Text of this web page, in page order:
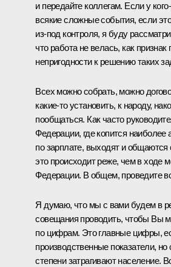
и передайте коллегам. Если у
всякие сложные события, если
из‑под контроля, я буду
что работа не велась, как
непригодности к решению таких
Всех можно собрать, можно
какие‑то установить, к народу,
пообщаться. Как часто
Федерации, где копится наиболее
по зарплате, выходят и
это происходит реже, чем в ходе
Федерации. В общем, проведите
Я думаю, что мы с вами будем в
совещания проводить, чтобы Вы
по цифрам. Это главные цифры,
производственные показатели,
степени затрагивают население.